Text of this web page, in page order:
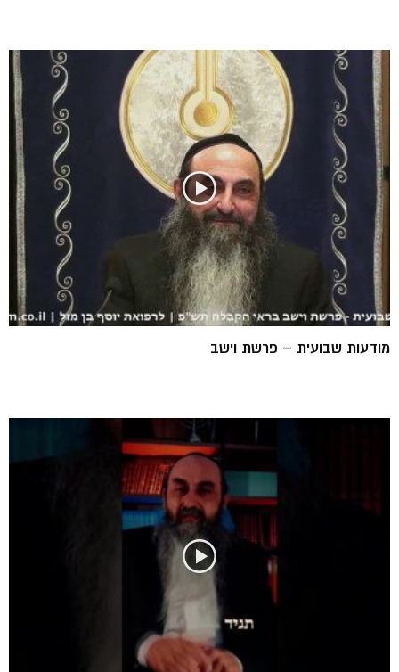
מודעות שבועית – פרשת וישב